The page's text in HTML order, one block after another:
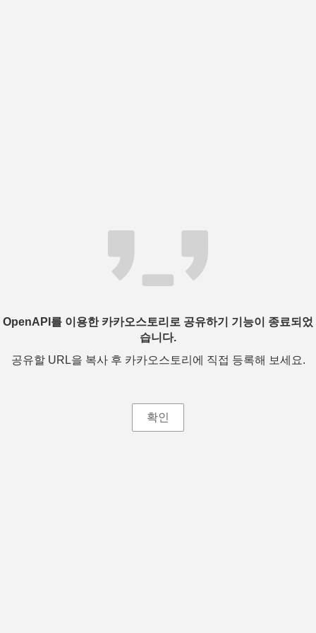
OpenAPI를 이용한 카카오스토리로 공유하기 기능이 종료되었
습니다.
공유할 URL을 복사 후 카카오스토리에 직접 등록해 보세요.
확인